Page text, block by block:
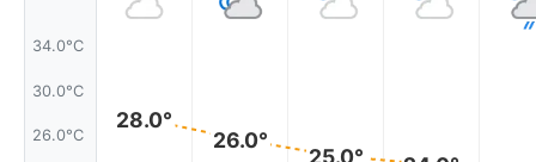
34.0°C
30.0°C
26.0°C
28.0°
26.0°
25.0°